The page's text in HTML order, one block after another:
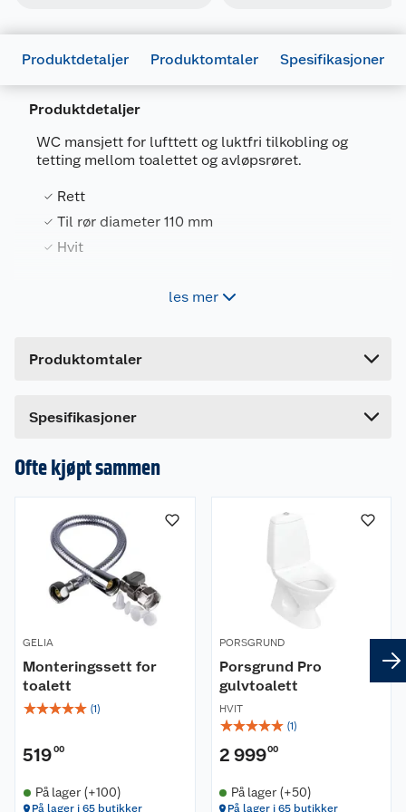
Produktdetaljer Produktomtaler Spesifikasjoner
Produktdetaljer
WC mansjett for lufttett og luktfri tilkobling og
tetting mellom toalettet og avløpsrøret.
Rett
Til rør diameter 110 mm
Hvit
Gelia WC mansjett rett 110 mm er en mansjett for
mm.
les mer
Produktomtaler
Spesifikasjoner
Generelt
Artikkelnummer
Leverandørens artikkelnummer
Lengde
Ofte kjøpt sammen
GELIA
Monteringssett for
toalett
☆☆☆☆☆ (1)
51900
På lager (+100)
På lager i 65 butikker
PORSGRUND
Porsgrund Pro
gulvtoalett
HVIT
☆☆☆☆☆ (1)
2 99900
På lager (+50)
På lager i 65 butikker